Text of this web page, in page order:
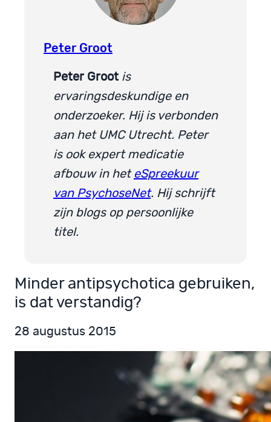
Peter Groot
Peter Groot is
ervaringsdeskundige en
onderzoeker. Hij is verbonden
aan het UMC Utrecht. Peter
is ook expert medicatie
afbouw in het eSpreekuur
van PsychoseNet. Hij schrijft
zijn blogs op persoonlijke
titel.
Minder antipsychotica gebruiken,
is dat verstandig?
28 augustus 2015